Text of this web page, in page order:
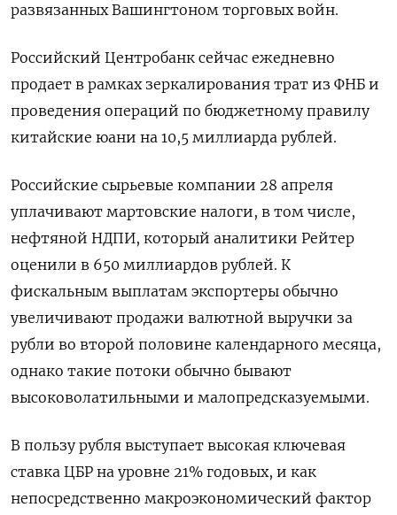
развязанных Вашингтоном торговых войн.
Российский Центробанк сейчас ежедневно
продает в рамках зеркалирования трат из ФНБ и
проведения операций по бюджетному правилу
китайские юани на 10,5 миллиарда рублей.
Российские сырьевые компании 28 апреля
уплачивают мартовские налоги, в том числе,
нефтяной НДПИ, который аналитики Рейтер
оценили в 650 миллиардов рублей. К
фискальным выплатам экспортеры обычно
увеличивают продажи валютной выручки за
рубли во второй половине календарного месяца,
однако такие потоки обычно бывают
высоковолатильными и малопредсказуемыми.
В пользу рубля выступает высокая ключевая
ставка ЦБР на уровне 21% годовых, и как
непосредственно макроэкономический фактор